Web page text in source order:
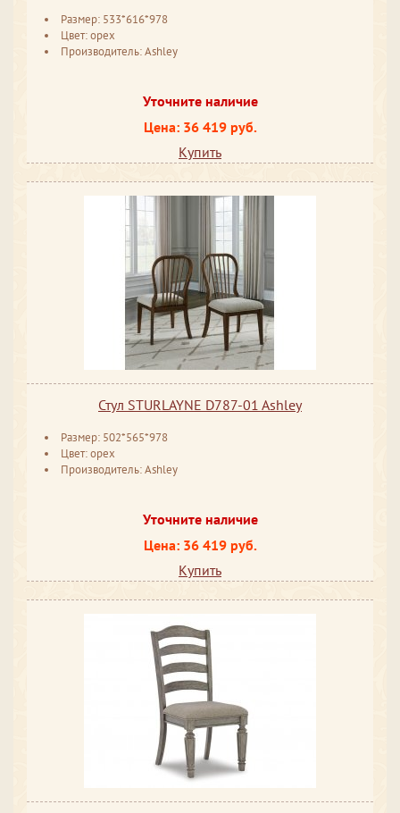
Размер: 533*616*978
Цвет: орех
Производитель: Ashley
Уточните наличие
Цена: 36 419 руб.
Купить
Стул STURLAYNE D787-01 Ashley
Размер: 502*565*978
Цвет: орех
Производитель: Ashley
Уточните наличие
Цена: 36 419 руб.
Купить